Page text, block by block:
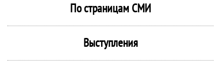
По страницам СМИ
Выступления